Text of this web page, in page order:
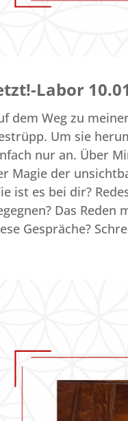
Labor
dem Weg zu
Um sie
nur an. Über
Magie der
ist es bei dir?
Das
Gespräche?